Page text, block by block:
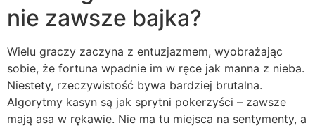
nie zawsze bajka?
Wielu graczy zaczyna z entuzjazmem, wyobrażając
sobie, że fortuna wpadnie im w ręce jak manna z nieba.
Niestety, rzeczywistość bywa bardziej brutalna.
Algorytmy kasyn są jak sprytni pokerzyści – zawsze
mają asa w rękawie. Nie ma tu miejsca na sentymenty, a